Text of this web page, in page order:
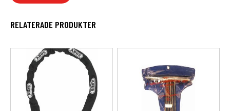
RELATERADE PRODUKTER